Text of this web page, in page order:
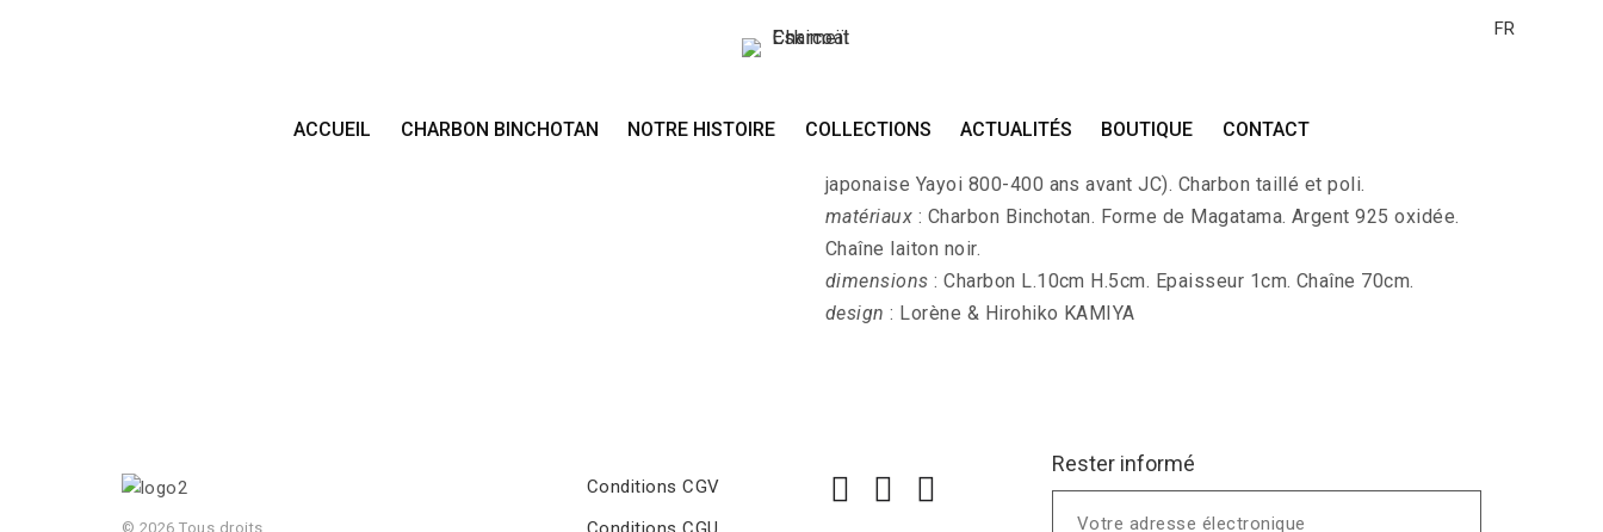
FR
ACCUEIL CHARBON BINCHOTAN NOTRE HISTOIRE COLLECTIONS ACTUALITÉS BOUTIQUE CONTACT
Sautoir MAGATAMA-EDA
japonaise Yayoi 800-400 ans avant JC). Charbon taillé et poli.
matériaux : Charbon Binchotan. Forme de Magatama. Argent 925 oxidée.
Chaîne laiton noir.
dimensions : Charbon L.10cm H.5cm. Epaisseur 1cm. Chaîne 70cm.
design : Lorène & Hirohiko KAMIYA
© 2026 Tous droits
Conditions CGV
Rester informé